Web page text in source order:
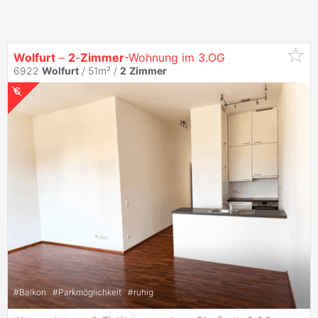
Wolfurt – 2-Zimmer-Wohnung im 3.OG
6922 Wolfurt / 51m² / 2 Zimmer
#Balkon #Parkmöglichkeit #ruhig